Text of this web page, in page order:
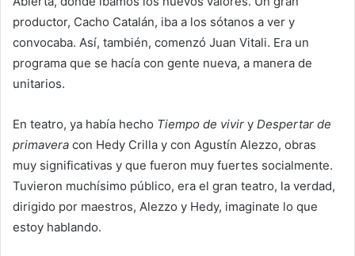
productor, Cacho Catalán, iba a los sótanos a ver y
convocaba. Así, también, comenzó Juan Vitali. Era un
programa que se hacía con gente nueva, a manera de
unitarios.
En teatro, ya había hecho Tiempo de vivir y Despertar de
primavera con Hedy Crilla y con Agustín Alezzo, obras
muy significativas y que fueron muy fuertes socialmente.
Tuvieron muchísimo público, era el gran teatro, la verdad,
dirigido por maestros, Alezzo y Hedy, imaginate lo que
estoy hablando.